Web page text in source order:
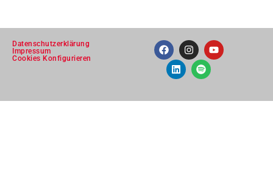
Datenschutzerklärung
Impressum
Cookies Konfigurieren